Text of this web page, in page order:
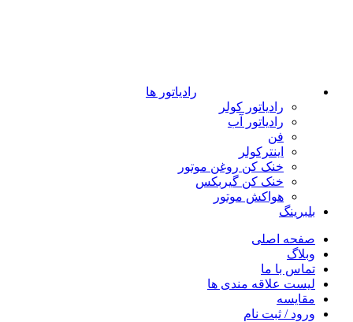
رادیاتور ها
رادیاتور کولر
رادیاتور آب
فن
اینترکولر
خنک کن روغن موتور
خنک کن گیربکس
هواکش موتور
بلبرینگ
صفحه اصلی
وبلاگ
تماس با ما
لیست علاقه مندی ها
مقایسه
ورود / ثبت نام